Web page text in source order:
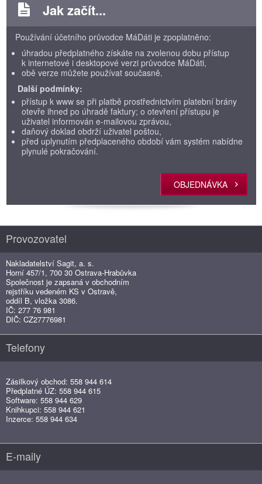
Jak začít...
Používání účetního průvodce MáDáti je zpoplatněno:
úhradou předplatného získáte na zvolenou dobu přístup
k internetové i desktopové verzi průvodce MáDáti,
obě verze můžete používat současně.
Další podmínky:
přístup k www se při platbě prostřednictvím platební brány
otevře ihned po úhradě faktury; o otevření přístupu je
uživatel informován e-mailovou zprávou,
daňový doklad obdrží uživatel poštou,
před uplynutím předplaceného období vám systém nabídne
plynulé pokračování.
OBJEDNÁVKA
Provozovatel
Nakladatelství Sagit, a. s.
Horní 457/1, 700 30 Ostrava-Hrabůvka
Společnost je zapsaná v obchodním
rejstříku vedeném KS v Ostravě,
oddíl B, vložka 3086.
IČ: 277 76 981
DIČ: CZ27776981
Telefony
Zásilkový obchod: 558 944 614
Předplatné ÚZ: 558 944 615
Software: 558 944 629
Knihkupci: 558 944 621
Inzerce: 558 944 634
E-maily